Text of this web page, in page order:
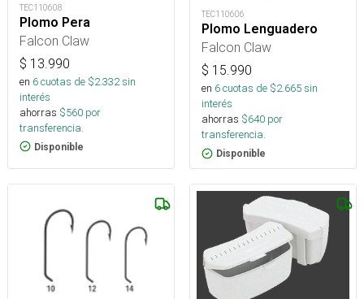
TEC110608
Plomo Pera
Falcon Claw
$ 13.990
en 6cuotas de $2.332sin
interés
ahorras $560 por
transferencia.
Disponible
TEC110606
Plomo Lenguadero
Falcon Claw
$ 15.990
en 6cuotas de $2.665sin
interés
ahorras $640 por
transferencia.
Disponible